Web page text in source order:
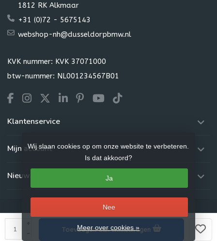
Toevoegen aan winkelwagen
1812 RK Alkmaar
+31 (0)72 - 5675143
webshop-nh@dusseldorpbmw.nl
KVK nummer: KVK 37071000
btw-nummer: NL001234567B01
Klantenservice
Mijn account
Nieuwsbrief
Wij slaan cookies op om onze website te verbeteren.
Is dat akkoord?
Ja
Nee
Meer over cookies »
© Copyright 2026 Dusseldorp Webshop